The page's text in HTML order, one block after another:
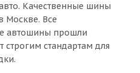
Качественные шины
Москве. Все
автошины прошли
строгим стандартам для